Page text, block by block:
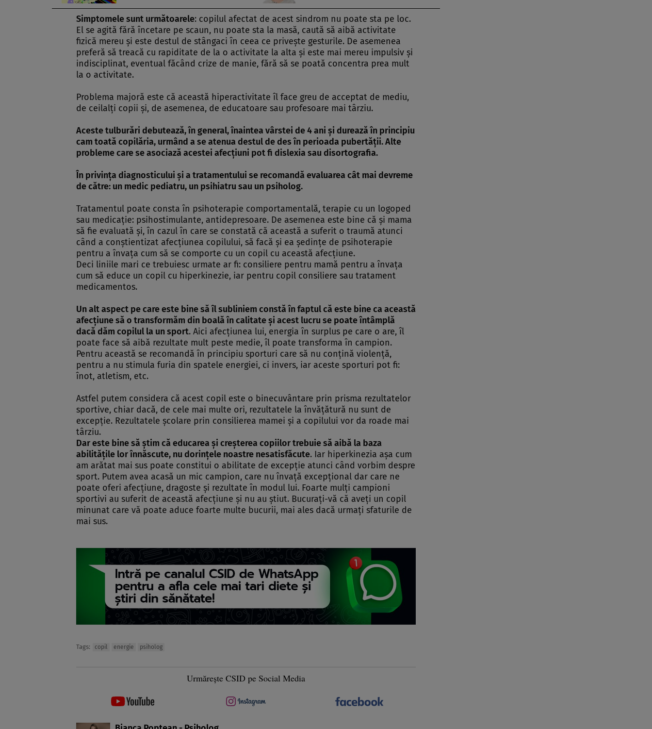
Simptomele sunt următoarele: copilul afectat de acest sindrom nu poate sta pe loc.
El se agită fără încetare pe scaun, nu poate sta la masă, caută să aibă activitate
fizică mereu şi este destul de stângaci în ceea ce priveşte gesturile. De asemenea
preferă să treacă cu rapiditate de la o activitate la alta şi este mai mereu impulsiv şi
indisciplinat, eventual făcând crize de manie, fără să se poată concentra prea mult
la o activitate.
Problema majoră este că această hiperactivitate îl face greu de acceptat de mediu,
de ceilalţi copii şi, de asemenea, de educatoare sau profesoare mai târziu.
Aceste tulburări debutează, în general, înaintea vârstei de 4 ani şi durează în principiu
cam toată copilăria, urmând a se atenua destul de des în perioada pubertăţii. Alte
probleme care se asociază acestei afecţiuni pot fi dislexia sau disortografia.
În privinţa diagnosticului şi a tratamentului se recomandă evaluarea cât mai devreme
de către: un medic pediatru, un psihiatru sau un psiholog.
Tratamentul poate consta în psihoterapie comportamentală, terapie cu un logoped
sau medicaţie: psihostimulante, antidepresoare. De asemenea este bine că şi mama
să fie evaluată şi, în cazul în care se constată că această a suferit o traumă atunci
când a conştientizat afecţiunea copilului, să facă şi ea şedinţe de psihoterapie
pentru a învaţa cum să se comporte cu un copil cu această afecţiune.
Deci liniile mari ce trebuiesc urmate ar fi: consiliere pentru mamă pentru a învaţa
cum să educe un copil cu hiperkinezie, iar pentru copil consiliere sau tratament
medicamentos.
Un alt aspect pe care este bine să îl subliniem constă în faptul că este bine ca această
afecţiune să o transformăm din boală în calitate şi acest lucru se poate întâmplă
dacă dăm copilul la un sport. Aici afecţiunea lui, energia în surplus pe care o are, îl
poate face să aibă rezultate mult peste medie, îl poate transforma în campion.
Pentru această se recomandă în principiu sporturi care să nu conţină violenţă,
pentru a nu stimula furia din spatele energiei, ci invers, iar aceste sporturi pot fi:
înot, atletism, etc.
Astfel putem considera că acest copil este o binecuvântare prin prisma rezultatelor
sportive, chiar dacă, de cele mai multe ori, rezultatele la învăţătură nu sunt de
excepţie. Rezultatele şcolare prin consilierea mamei şi a copilului vor da roade mai
târziu.
Dar este bine să ştim că educarea şi creşterea copiilor trebuie să aibă la baza
abilităţile lor înnăscute, nu dorinţele noastre nesatisfăcute. Iar hiperkinezia aşa cum
am arătat mai sus poate constitui o abilitate de excepţie atunci când vorbim despre
sport. Putem avea acasă un mic campion, care nu învaţă excepţional dar care ne
poate oferi afecţiune, dragoste şi rezultate în modul lui. Foarte mulţi campioni
sportivi au suferit de această afecţiune şi nu au ştiut. Bucuraţi-vă că aveţi un copil
minunat care vă poate aduce foarte multe bucurii, mai ales dacă urmaţi sfaturile de
mai sus.
Tags: copil energie psiholog
Urmărește CSID pe Social Media